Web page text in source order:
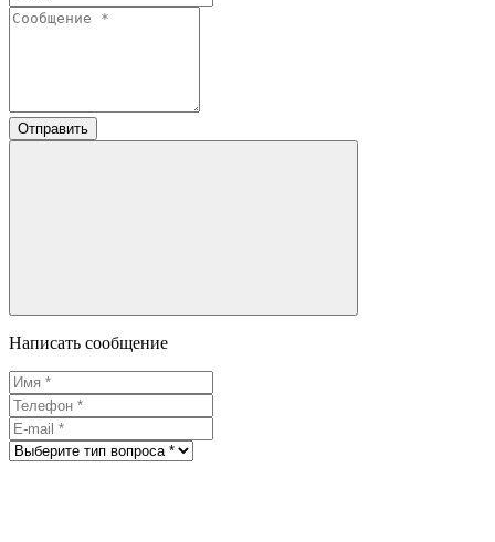
Отправить
Написать сообщение